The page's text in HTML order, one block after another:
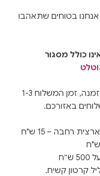
אנחנו בטוחים שתאהבו
כולל מסגור
נשלחים תוך 3-5 ימים ממועד ההזמנה, זמן המשלוח 1-3
באזורכם.
רחבה – 15 ש"ח
קרטון קשיח.